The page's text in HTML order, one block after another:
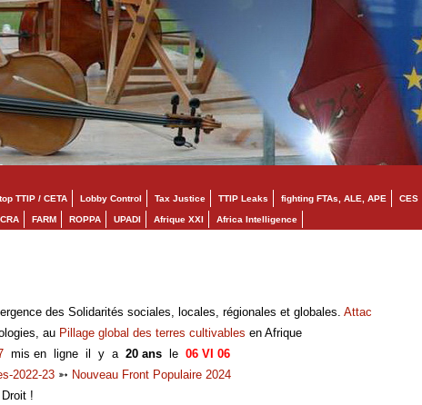
TTIP / CETA Lobby Control Tax Justice TTIP Leaks fighting FTAs, ALE, APE CES
FARM ROPPA UPADI Afrique XXI Africa Intelligence
des Solidarités sociales, locales, régionales et globales. Attac
au Pillage global des terres cultivables en Afrique
mis en ligne il y a20 ans le 06 VI 06
2022-23 ➳ Nouveau Front Populaire 2024
!